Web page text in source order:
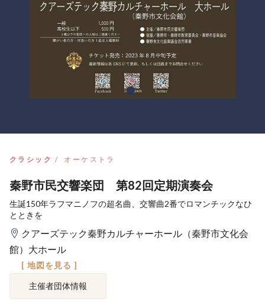
クラシック オーケストラ
秦野市民交響楽団 第82回定期演奏会
生誕150年ラフマニノフの超名曲、交響曲2番でロマンチックなひ
とときを
クアーズテック秦野カルチャーホール（秦野市文化会
館）大ホール
[ 地図を見る ]
主催者団体情報